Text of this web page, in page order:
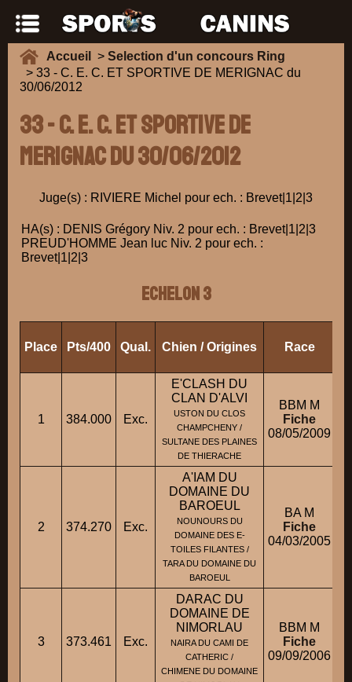
Accueil > Selection d'un concours Ring
> 33 - C. E. C. ET SPORTIVE DE MERIGNAC du
30/06/2012
33 - C. E. C. ET SPORTIVE DE
MERIGNAC du 30/06/2012
Juge(s) : RIVIERE Michel pour ech. : Brevet|1|2|3
HA(s) : DENIS Grégory Niv. 2 pour ech. : Brevet|1|2|3
PREUD'HOMME Jean luc Niv. 2 pour ech. :
Brevet|1|2|3
ECHELON 3
Place Pts/400 Qual. Chien / Origines Race
1 384.000 Exc.
E'CLASH DU
CLAN D'ALVI
USTON DU CLOS
CHAMPCHENY /
SULTANE DES PLAINES
DE THIERACHE
BBM M
Fiche
08/05/2009
2 374.270 Exc.
A'IAM DU
DOMAINE DU
BAROEUL
NOUNOURS DU
DOMAINE DES E-
TOILES FILANTES /
TARA DU DOMAINE DU
BAROEUL
BA M
Fiche
04/03/2005
3 373.461 Exc.
DARAC DU
DOMAINE DE
NIMORLAU
NAIRA DU CAMI DE
CATHERIC /
CHIMENE DU DOMAINE
BBM M
Fiche
09/09/2006